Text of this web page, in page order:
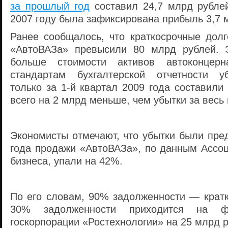
за прошлый год составил 24,7 млрд
2007 году была зафиксирована прибыль 3,7
Ранее сообщалось, что краткосрочные
«АвтоВАЗа» превысили 80 млрд рублей.
больше стоимости активов
стандартам бухгалтерской отчетности
только за 1-й квартал 2009 года
всего на 2 млрд меньше, чем убытки за
Экономисты отмечают, что убытки были
года продажи «АвтоВАЗа», по данным
бизнеса, упали на 42%.
По его словам, 90% задолженности —
30% задолженности приходится на
госкорпорации «Ростехнологии» на 25 млрд